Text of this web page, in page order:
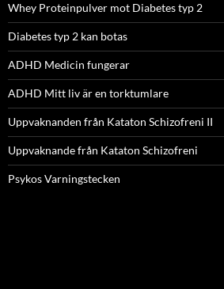
Whey Proteinpulver mot Diabetes typ 2
Diabetes typ 2 kan botas
ADHD Medicin fungerar
ADHD Mitt liv är en torktumlare
Uppvaknanden från Kataton Schizofreni II
Uppvaknande från Kataton Schizofreni
Psykos Varningstecken